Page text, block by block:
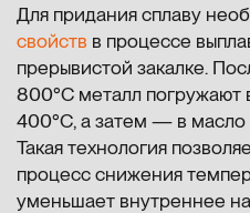
Для придания сплаву
свойств в процессе
прерывистой закалке.
800°С металл погружают
400°С, а затем — в масло
Такая технология
процесс снижения
уменьшает внутреннее